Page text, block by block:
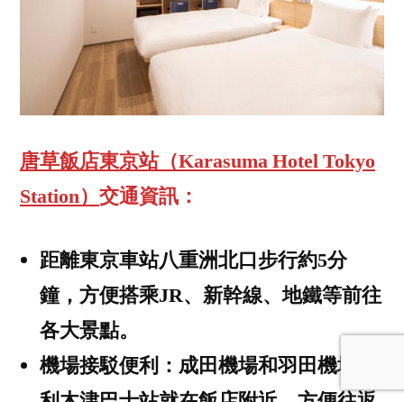
唐草飯店東京站（Karasuma Hotel Tokyo
Station） 交通資訊：
距離東京車站八重洲北口步行約5分
鐘，方便搭乘JR、新幹線、地鐵等前往
各大景點。
機場接駁便利：成田機場和羽田機場的